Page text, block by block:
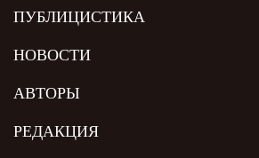
ПУБЛИЦИСТИКА
НОВОСТИ
АВТОРЫ
РЕДАКЦИЯ